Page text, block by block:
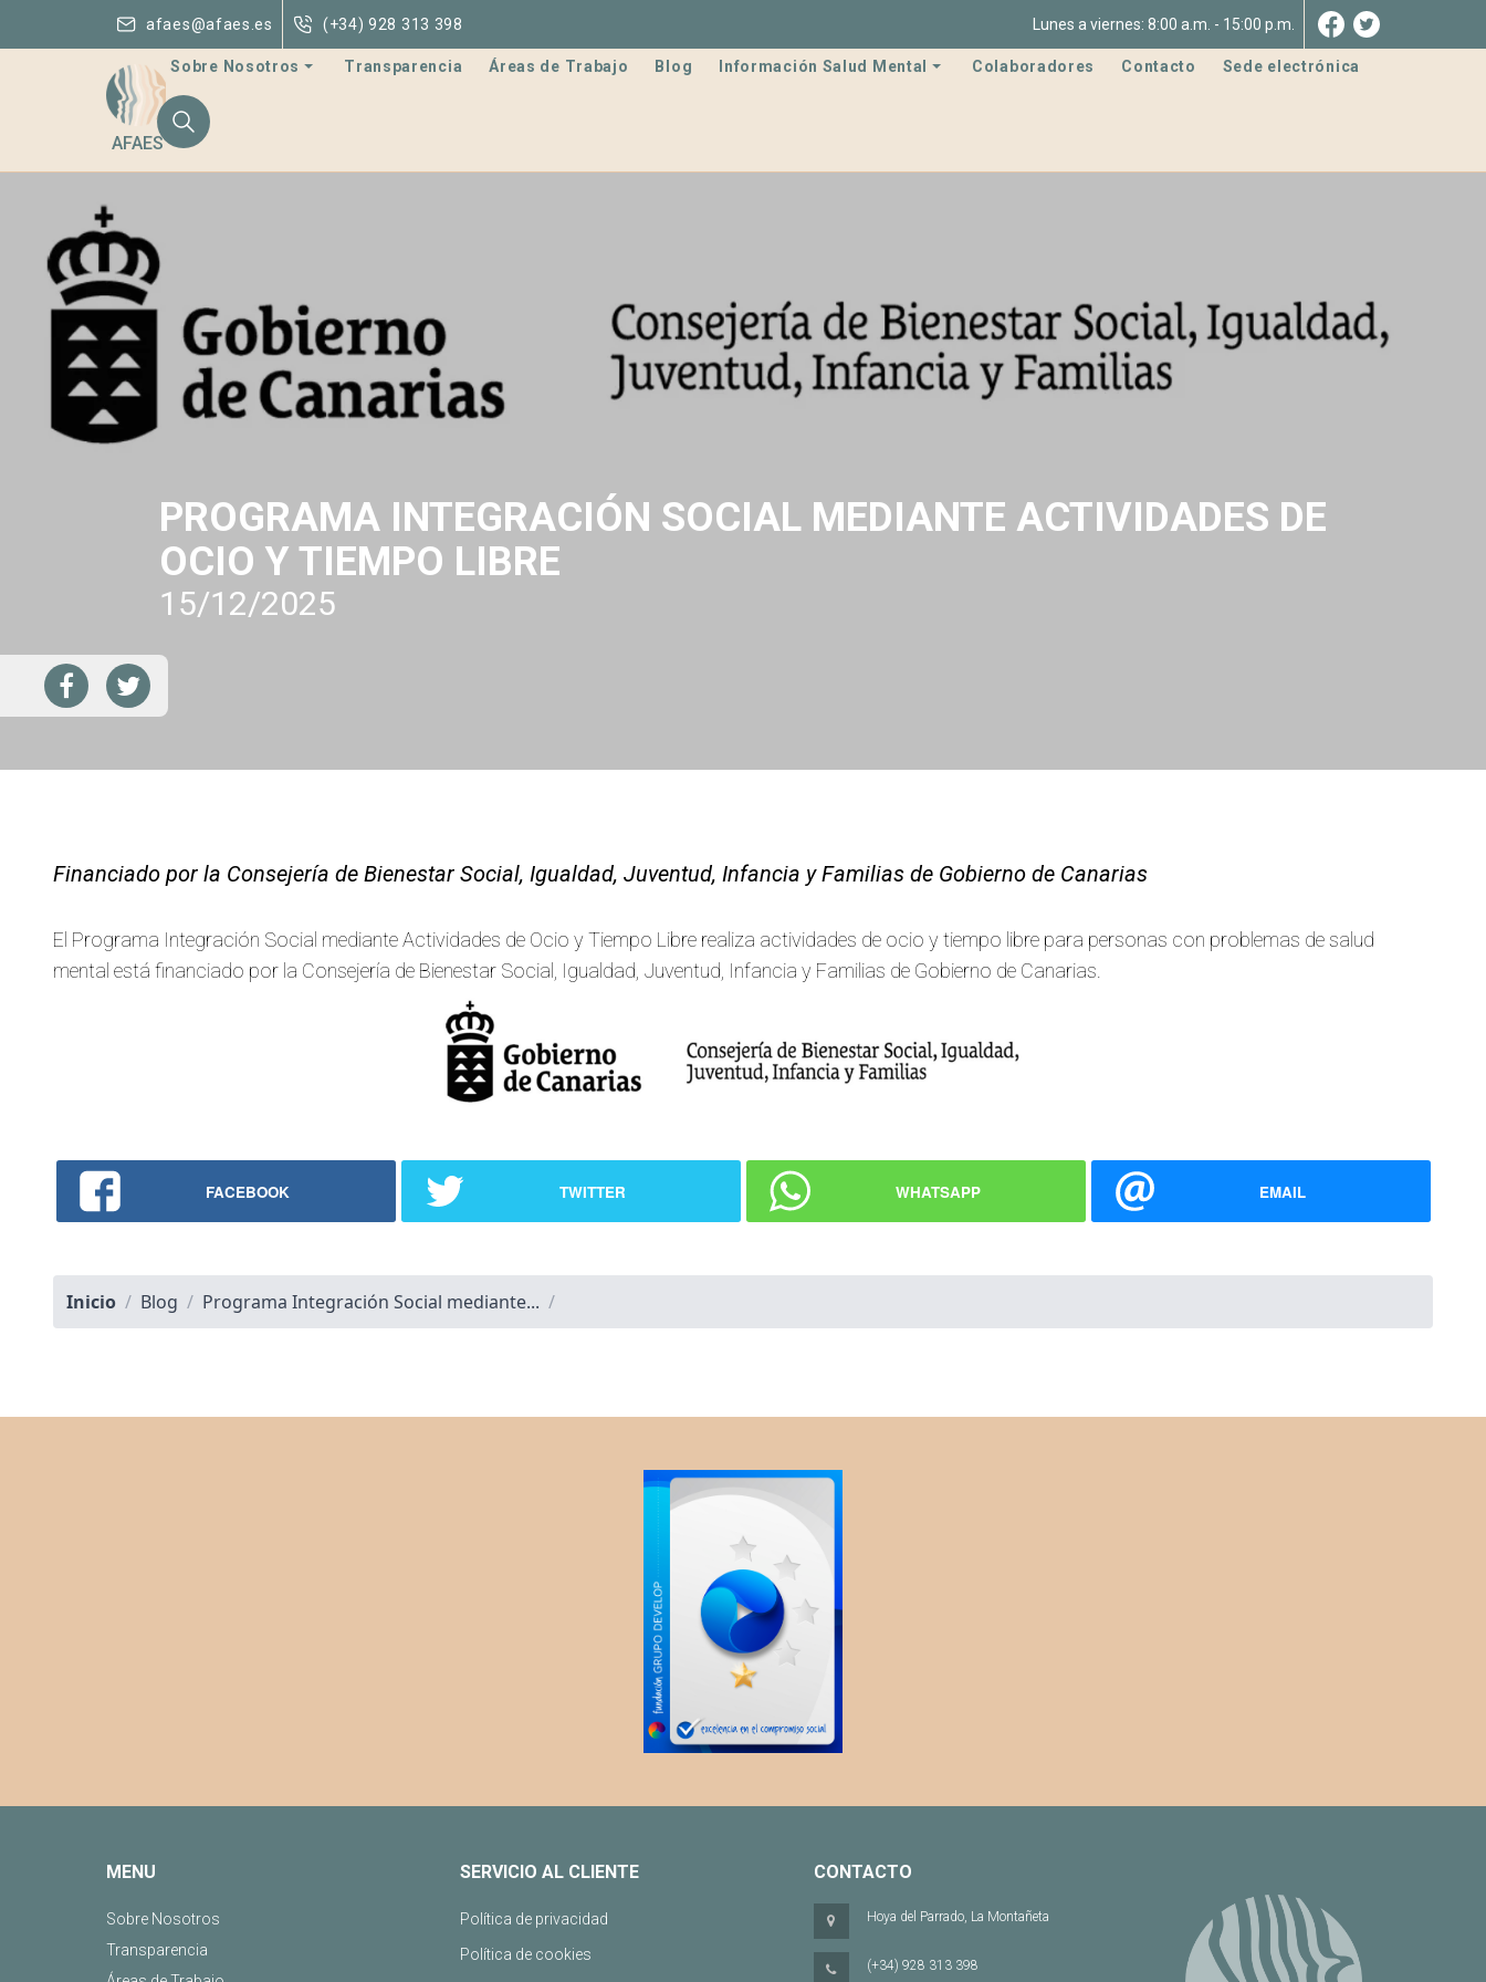
afaes@afaes.es (+34) 928 313 398 Lunes a viernes: 8:00 a.m. - 15:00 p.m.
AFAES
Sobre Nosotros Transparencia Áreas de Trabajo Blog Información Salud Mental Colaboradores Contacto Sede electrónica
PROGRAMA INTEGRACIÓN SOCIAL MEDIANTE ACTIVIDADES DE
OCIO Y TIEMPO LIBRE
15/12/2025
Financiado por la Consejería de Bienestar Social, Igualdad, Juventud, Infancia y Familias de Gobierno de Canarias
El Programa Integración Social mediante Actividades de Ocio y Tiempo Libre realiza actividades de ocio y tiempo libre para personas con problemas de salud
mental está financiado por la Consejería de Bienestar Social, Igualdad, Juventud, Infancia y Familias de Gobierno de Canarias.
FACEBOOK TWITTER WHATSAPP EMAIL
Inicio / Blog / Programa Integración Social mediante... /
MENU
Sobre Nosotros
Transparencia
SERVICIO AL CLIENTE
Política de privacidad
Política de cookies
CONTACTO
Hoya del Parrado, La Montañeta
(+34) 928 313 398